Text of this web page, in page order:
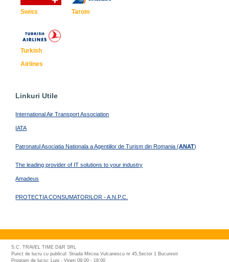
Swiss Tarom
Turkish
Airlines
Linkuri Utile
International Air Transport Association
IATA
Patronatul Asociatia Nationala a Agentiilor de Turism din Romania (ANAT)
The leading provider of IT solutions to your industry
Amadeus
PROTECTIA CONSUMATORILOR - A.N.P.C.
S.C. TRAVEL TIME D&R SRL
Punct de lucru cu publicul: Strada Mircea Vulcanescu nr 45,Sector 1 Bucuresti
Program de lucru: Luni - Vineri 09:00 - 18:00